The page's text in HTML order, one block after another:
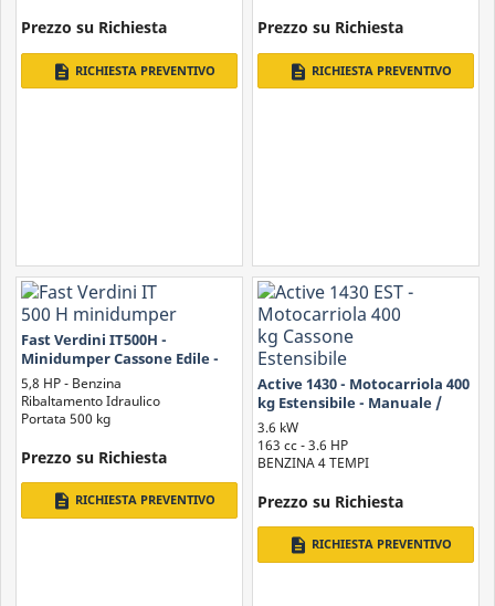
Prezzo su Richiesta
description RICHIESTA PREVENTIVO
Prezzo su Richiesta
description RICHIESTA PREVENTIVO
Fast Verdini IT500H -
Minidumper Cassone Edile -
Con Pedana Operatore
5,8 HP - Benzina
Ribaltamento Idraulico
Portata 500 kg
Prezzo su Richiesta
description RICHIESTA PREVENTIVO
Active 1430 - Motocarriola 400
kg Estensibile - Manuale /
Idraulico
3.6 kW
163 cc - 3.6 HP
BENZINA 4 TEMPI
Prezzo su Richiesta
description RICHIESTA PREVENTIVO